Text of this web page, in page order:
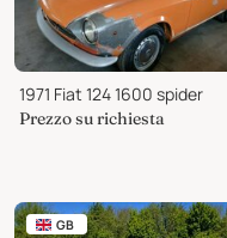
1971 Fiat 124 1600 spider
Prezzo su richiesta
GB